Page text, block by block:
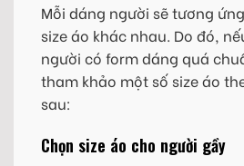
Mỗi dáng người sẽ tương
size áo khác nhau. Do đó,
người có form dáng quá
tham khảo một số size áo
sau:
Chọn size áo cho người gầy